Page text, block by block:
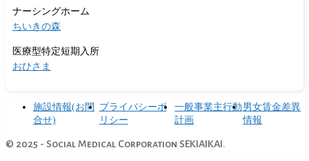
ナーシングホーム
ちいきの森
医療型特定短期入所
おひさま
施設情報(お問
合せ)
プライバシーポ
リシー
一般事業主行動
計画
男女賃金差異
情報
© 2025 - Social Medical Corporation SEKIAIKAI.